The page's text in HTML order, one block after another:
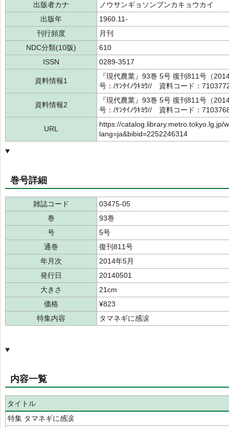
出版者カナ
ノウサンギョソンブンカキョウカイ
出版年
1960.11-
刊行頻度
月刊
NDC分類(10版)
610
ISSN
0289-3517
資料情報1
『現代農業』93巻 5号 復刊811号（
号：/ｹﾝﾀｲﾉｳｷﾖｳ// 資料コード：
資料情報2
『現代農業』93巻 5号 復刊811号（
号：/ｹﾝﾀｲﾉｳｷﾖｳ// 資料コード：
URL
https://catalog.library.metro.tokyo.lg.jp/
lang=ja&bibid=2252246314
巻号詳細
雑誌コード
03475-05
巻
93巻
号
5号
通巻
復刊811号
年月次
2014年5月
発行日
20140501
大きさ
21cm
価格
¥823
特集内容
タマネギに感涙
内容一覧
タイトル
特集 タマネギに感涙